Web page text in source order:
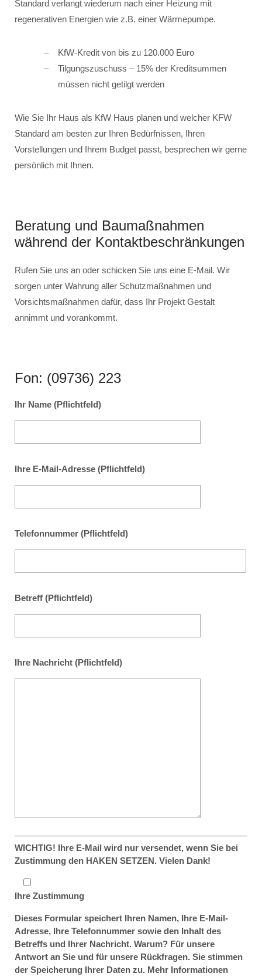
Standard verlangt wiederum nach einer Heizung mit
regenerativen Energien wie z.B. einer Wärmepumpe.
KfW-Kredit von bis zu 120.000 Euro
Tilgungszuschuss – 15% der Kreditsummen
müssen nicht getilgt werden
Wie Sie Ihr Haus als KfW Haus planen und welcher KFW
Standard am besten zur Ihren Bedürfnissen, Ihren
Vorstellungen und Ihrem Budget passt, besprechen wir gerne
persönlich mit Ihnen.
Beratung und Baumaßnahmen
während der Kontaktbeschränkungen
Rufen Sie uns an oder schicken Sie uns eine E-Mail. Wir
sorgen unter Wahrung aller Schutzmaßnahmen und
Vorsichtsmaßnahmen dafür, dass Ihr Projekt Gestalt
annimmt und vorankommt.
Fon: (09736) 223
Ihr Name (Pflichtfeld)
Ihre E-Mail-Adresse (Pflichtfeld)
Telefonnummer (Pflichtfeld)
Betreff (Pflichtfeld)
Ihre Nachricht (Pflichtfeld)
WICHTIG! Ihre E-Mail wird nur versendet, wenn Sie bei
Zustimmung den HAKEN SETZEN. Vielen Dank!
Ihre Zustimmung
Dieses Formular speichert Ihren Namen, Ihre E-Mail-
Adresse, Ihre Telefonnummer sowie den Inhalt des
Betreffs und Ihrer Nachricht. Warum? Für unsere
Antwort an Sie und für unsere Rückfragen. Sie stimmen
der Speicherung Ihrer Daten zu. Mehr Informationen